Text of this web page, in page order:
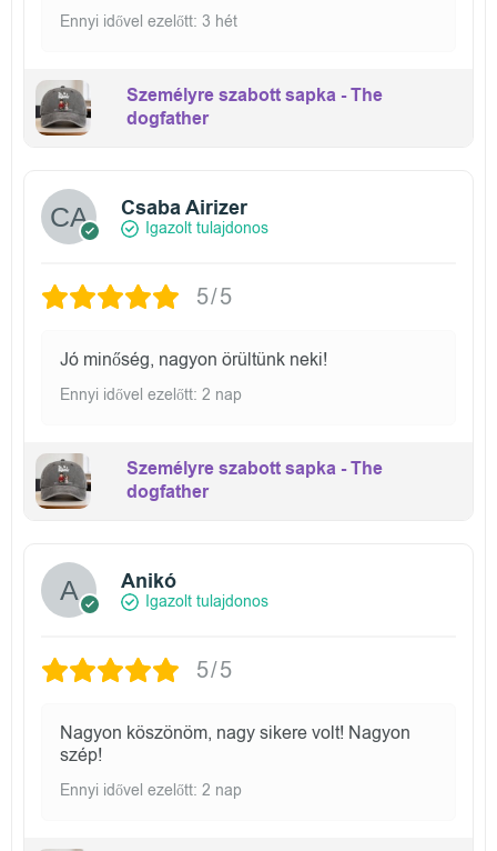
Ennyi idővel ezelőtt: 3 hét
Személyre szabott sapka - The
dogfather
Csaba Airizer
Igazolt tulajdonos
5/5
Jó minőség, nagyon örültünk neki!
Ennyi idővel ezelőtt: 2 nap
Személyre szabott sapka - The
dogfather
Anikó
Igazolt tulajdonos
5/5
Nagyon köszönöm, nagy sikere volt! Nagyon
szép!
Ennyi idővel ezelőtt: 2 nap